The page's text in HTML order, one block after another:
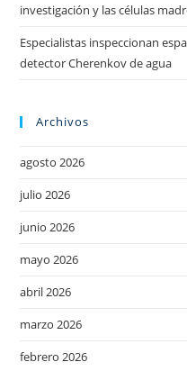
investigación y las células
Especialistas inspeccionan
detector Cherenkov de agua
Archivos
agosto 2026
julio 2026
junio 2026
mayo 2026
abril 2026
marzo 2026
febrero 2026